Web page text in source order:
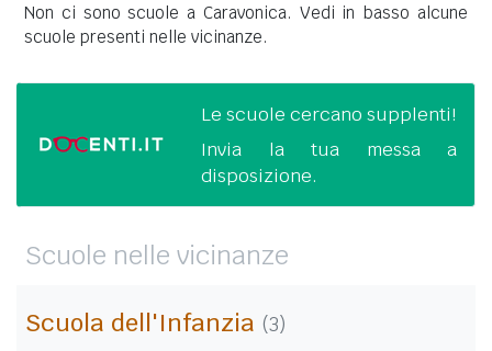
Non ci sono scuole a Caravonica. Vedi in basso alcune
scuole presenti nelle vicinanze.
Le scuole cercano supplenti!
Invia la tua messa a
disposizione.
Scuole nelle vicinanze
Scuola dell'Infanzia (3)